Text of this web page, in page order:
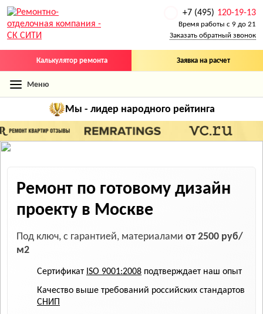
Калькулятор ремонта Заявка на расчет
+7 (495) 120-19-13
Время работы с 9 до 21
Заказать обратный звонок
Меню
Мы - лидер народного рейтинга
Ремонт по готовому дизайн
проекту в Москве
Под ключ, с гарантией, материалами от 2500 руб/
м2
Сертификат ISO 9001:2008 подтверждает наш опыт
Качество выше требований российских стандартов
СНИП